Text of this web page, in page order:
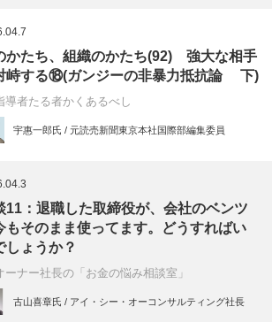
かたち、組織のかたち(92) 強大な相手
峙する⑱(ガンジーの非暴力抵抗論 下)
導者たる者かくあるべし
宇惠一郎氏 / 元読売新聞東京本社国際部編集委員
11：退職した取締役が、会社のベンツ
もそのまま使ってます。どうすればい
しょうか？
ーナー社長の「お金の悩み相談室」
古山喜章氏 / アイ・シー・オーコンサルティング社長